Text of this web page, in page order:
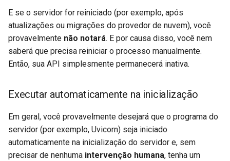
E se o servidor for reiniciado (por exemplo, após
atualizações ou migrações do provedor de nuvem), você
provavelmente não notará. E por causa disso, você nem
saberá que precisa reiniciar o processo manualmente.
Então, sua API simplesmente permanecerá inativa. 😱
Executar automaticamente na inicialização
Em geral, você provavelmente desejará que o programa do
servidor (por exemplo, Uvicorn) seja iniciado
automaticamente na inicialização do servidor e, sem
precisar de nenhuma intervenção humana, tenha um